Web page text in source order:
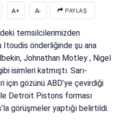
A+ A- PAYLAŞ
temsilcilerimizden
Itoudis önderliğinde şu ana
Johnathan Motley , Nigel
isimleri katmıştı. Sarı-
için gözünü ABD’ye çevirdiği
Detroit Pistons forması
görüşmeler yaptığı belirtildi.